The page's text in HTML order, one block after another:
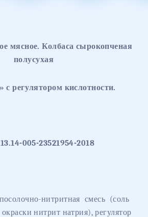
мясное. Колбаса сырокопченая
полусухая
с регулятором кислотности.
005-23521954-2018
посолочно-нитритная смесь (соль
нитрит натрия), регулятор